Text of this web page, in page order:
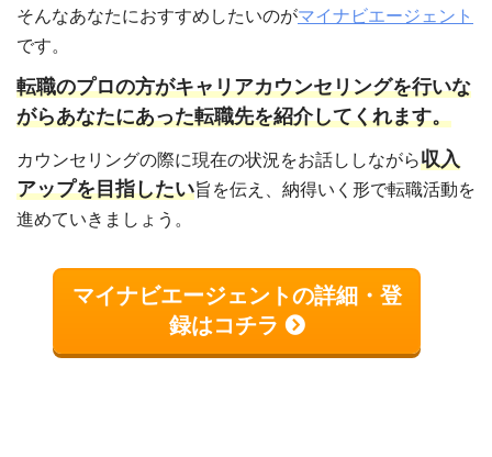
そんなあなたにおすすめしたいのがマイナビエージェント
です。
転職のプロの方がキャリアカウンセリングを行いな
がらあなたにあった転職先を紹介してくれます。
カウンセリングの際に現在の状況をお話ししながら収入
アップを目指したい旨を伝え、納得いく形で転職活動を
進めていきましょう。
マイナビエージェントの詳細・登
録はコチラ